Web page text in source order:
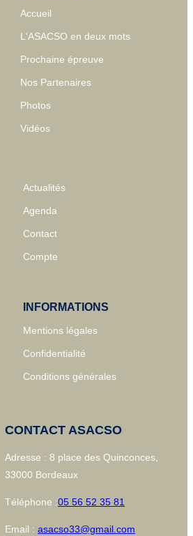
Accueil
L'ASACSO en deux mots
Prochaine épreuve
Nos Partenaires
Photos
Vidéos
Actualités
Agenda
Contact
Compte
INFORMATIONS
Mentions légales
Confidentialité
Conditions générales
CONTACT ASACSO
Adresse : 8 place des Quinconces,
33000 Bordeaux
Téléphone :05 56 52 35 81
Email : asacso33@gmail.com